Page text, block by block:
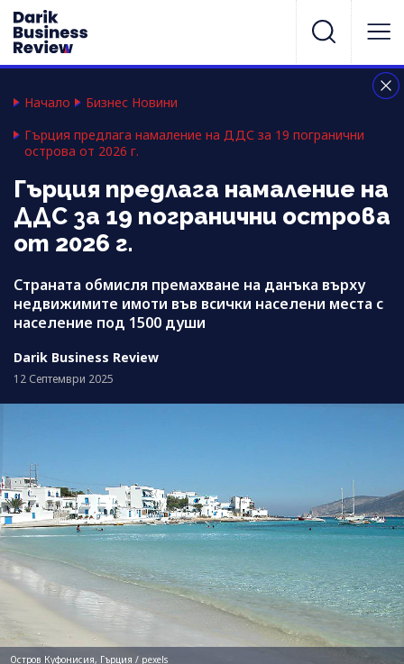
Начало
Бизнес Новини
Гърция предлага намаление на ДДС за 19 погранични
острова от 2026 г.
Гърция предлага намаление на
ДДС за 19 погранични острова
от 2026 г.
Страната обмисля премахване на данъка върху
недвижимите имоти във всички населени места с
население под 1500 души
Darik Business Review
12 Септември 2025
Остров Куфонисия, Гърция / pexels